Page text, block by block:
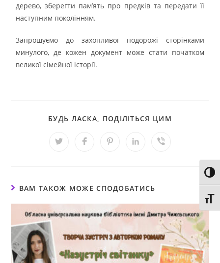
дерево, зберегти пам’ять про предків та передати її
наступним поколінням.
Запрошуємо до захопливої подорожі сторінками
минулого, де кожен документ може стати початком
великої сімейної історії.
БУДЬ ЛАСКА, ПОДІЛІТЬСЯ ЦИМ
ВАМ ТАКОЖ МОЖЕ СПОДОБАТИСЬ